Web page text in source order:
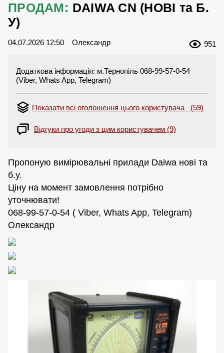
ПРОДАМ: DAIWA CN (НОВІ та Б.
У)
04.07.2026 12:50 Олександр 951
Додаткова інформація: м.Тернопіль 068-99-57-0-54
(Viber, Whats App, Telegram)
Показати всі оголошення цього користувача (59)
Відгуки про угоди з цим користувачем (9)
Пропоную вимірювальні прилади Daiwa нові та
б.у.
Ціну на момент замовлення потрібно
уточнювати!
068-99-57-0-54 ( Viber, Whats App, Telegram)
Олександр